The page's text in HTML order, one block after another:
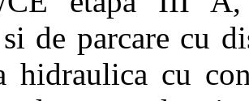
de parcare cu
hidraulica cu